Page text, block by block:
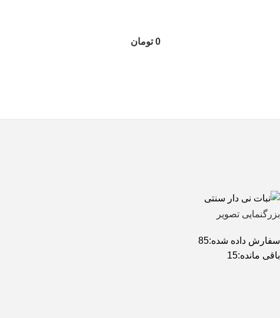
0 تومان
بزرگنمایی تصویر
سفارش داده شده:85
باقی مانده:15